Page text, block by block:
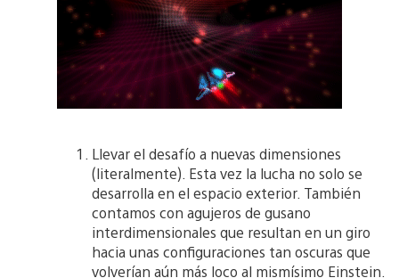
Llevar el desafío a nuevas dimensiones
(literalmente). Esta vez la lucha no solo se
desarrolla en el espacio exterior. También
contamos con agujeros de gusano
interdimensionales que resultan en un giro
hacia unas configuraciones tan oscuras que
volverían aún más loco al mismísimo Einstein.